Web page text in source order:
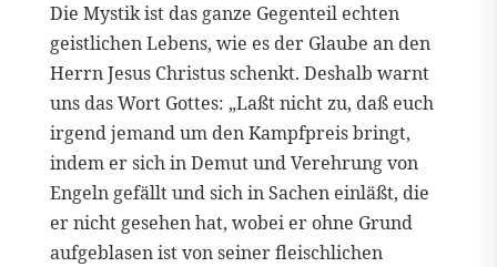
Die Mystik ist das ganze Gegenteil echten
geistlichen Lebens, wie es der Glaube an den
Herrn Jesus Christus schenkt. Deshalb warnt
uns das Wort Gottes: „Laßt nicht zu, daß euch
irgend jemand um den Kampfpreis bringt,
indem er sich in Demut und Verehrung von
Engeln gefällt und sich in Sachen einläßt, die
er nicht gesehen hat, wobei er ohne Grund
aufgeblasen ist von seiner fleischlichen